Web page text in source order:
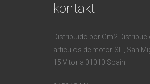
kontakt
Distribuido por Gm2
articulos de motor SL , San
15 Vitoria 01010 Spain